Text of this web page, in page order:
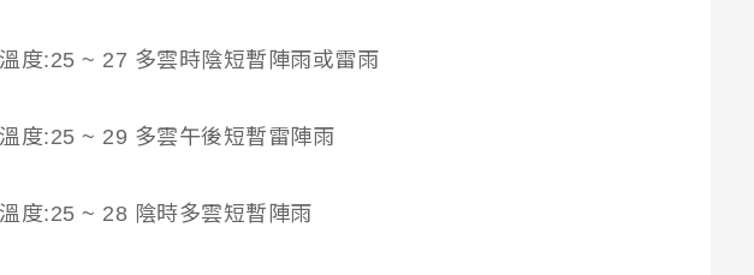
度:25 ~ 27 多雲時陰短暫陣雨或雷雨
度:25 ~ 29 多雲午後短暫雷陣雨
度:25 ~ 28 陰時多雲短暫陣雨